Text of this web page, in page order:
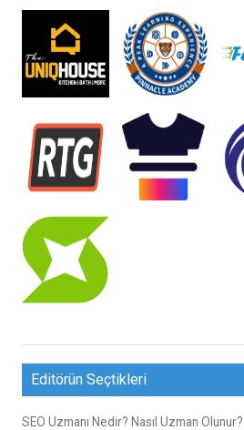
Editörün Seçtikleri
SEO Uzmanı Nedir? Nasıl Uzman